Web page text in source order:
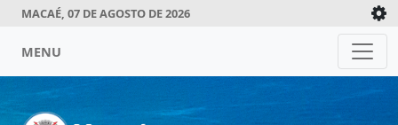
MACAÉ, 07 DE AGOSTO DE 2026
MENU